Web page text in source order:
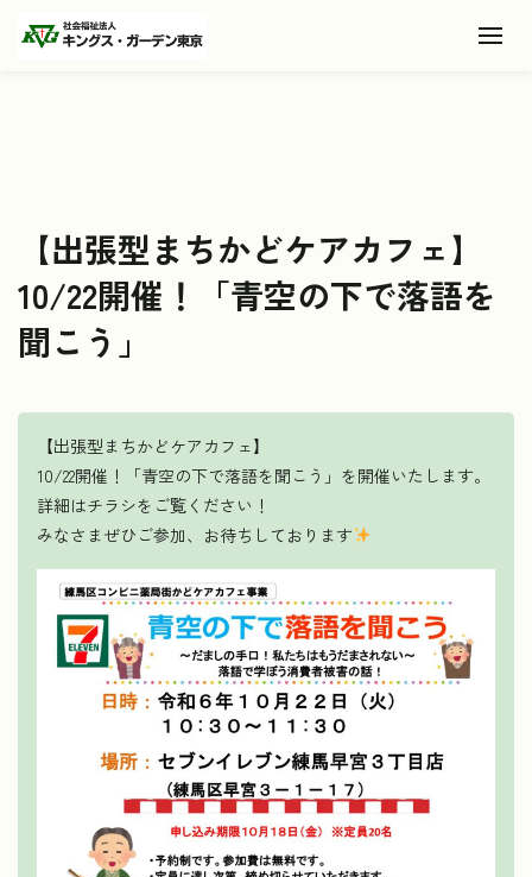
【出張型まちかどケアカフェ】
10/22開催！「青空の下で落語を
聞こう」
【出張型まちかどケアカフェ】
10/22開催！「青空の下で落語を聞こう」を開催いたします。
詳細はチラシをご覧ください！
みなさまぜひご参加、お待ちしております